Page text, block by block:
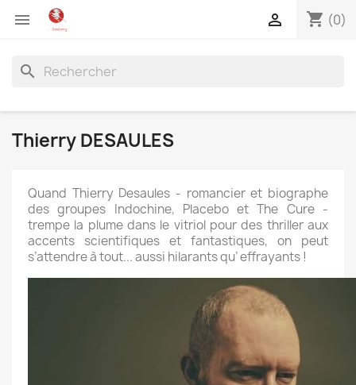
 shopping_cart (0)

search
Thierry DESAULES
Quand Thierry Desaules - romancier et biographe
des groupes Indochine, Placebo et The Cure -
trempe la plume dans le vitriol pour des thriller aux
accents scientifiques et fantastiques, on peut
s’attendre à tout... aussi hilarants qu’ effrayants !